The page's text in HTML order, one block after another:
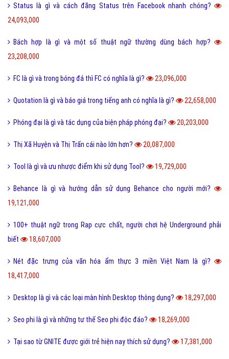
Status là gì và cách đăng Status trên Facebook nhanh chóng?
24,093,000
Bách hợp là gì và một số thuật ngữ thường dùng bách hợp?
23,208,000
FC là gì và trong bóng đá thì FC có nghĩa là gì? 23,096,000
Quotation là gì và báo giá trong tiếng anh có nghĩa là gì? 22,658,000
Phóng đại là gì và tác dụng của biện pháp phóng đại? 20,203,000
Thị Xã Huyện và Thị Trấn cái nào lớn hơn? 20,087,000
Tool là gì và ưu nhược điểm khi sử dụng Tool? 19,729,000
Behance là gì và hướng dẫn sử dụng Behance cho người mới?
19,121,000
100+ thuật ngữ trong Rap cực chất, người chơi hệ Underground phải
biết
18,607,000
Nét đặc trưng của văn hóa ẩm thực 3 miền Việt Nam là gì?
18,417,000
Desktop là gì và các loại màn hình Desktop thông dụng? 18,297,000
Seo phi là gì và những tư thế Seo phi độc đáo? 18,269,000
Tại sao từ GNITE được giới trẻ hiện nay thích sử dụng? 17,381,000